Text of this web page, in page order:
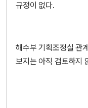
규정이 없다.
해수부 기획조정실 관
보지는 아직 검토하지